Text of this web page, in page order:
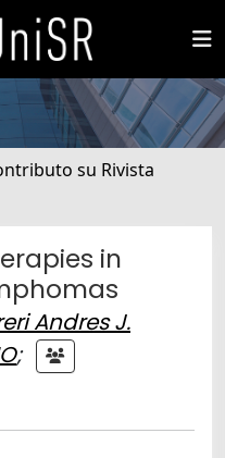
su Rivista
in
Andres J.
;